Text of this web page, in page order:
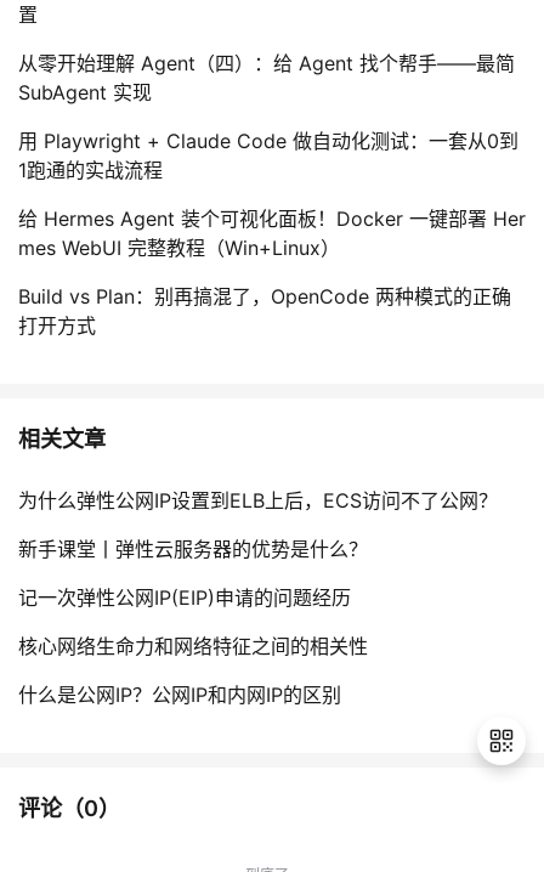
置
从零开始理解 Agent（四）：给 Agent 找个帮手——最简
SubAgent 实现
用 Playwright + Claude Code 做自动化测试：一套从0到
1跑通的实战流程
给 Hermes Agent 装个可视化面板！Docker 一键部署 Her
mes WebUI 完整教程（Win+Linux）
Build vs Plan：别再搞混了，OpenCode 两种模式的正确
打开方式
相关文章
为什么弹性公网IP设置到ELB上后，ECS访问不了公网？
新手课堂丨弹性云服务器的优势是什么？
记一次弹性公网IP(EIP)申请的问题经历
核心网络生命力和网络特征之间的相关性
什么是公网IP？公网IP和内网IP的区别
评论（0）